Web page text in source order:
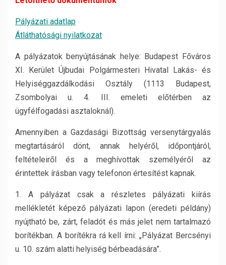
Pályázati adatlap
Átláthatósági nyilatkozat
A pályázatok benyújtásának helye: Budapest Főváros
XI. Kerület Újbudai Polgármesteri Hivatal Lakás- és
Helyiséggazdálkodási Osztály (1113 Budapest,
Zsombolyai u. 4. III. emeleti előtérben az
ügyfélfogadási asztaloknál).
Amennyiben a Gazdasági Bizottság versenytárgyalás
megtartásáról dönt, annak helyéről, időpontjáról,
feltételeiről és a meghívottak személyéről az
érintettek írásban vagy telefonon értesítést kapnak.
1. A pályázat csak a részletes pályázati kiírás
mellékletét képező pályázati lapon (eredeti példány)
nyújtható be, zárt, feladót és más jelet nem tartalmazó
borítékban. A borítékra rá kell írni: „Pályázat Bercsényi
u. 10. szám alatti helyiség bérbeadására”.